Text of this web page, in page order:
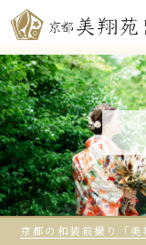
京都の和装前撮り「美